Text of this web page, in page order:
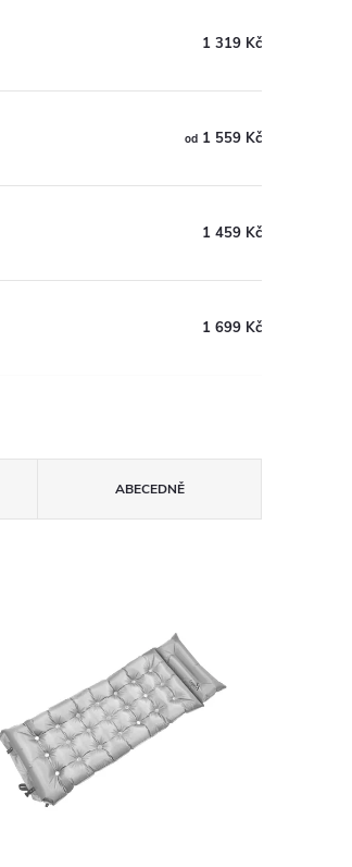
1 319 Kč
od 1 559 Kč
1 459 Kč
1 699 Kč
ABECEDNĚ